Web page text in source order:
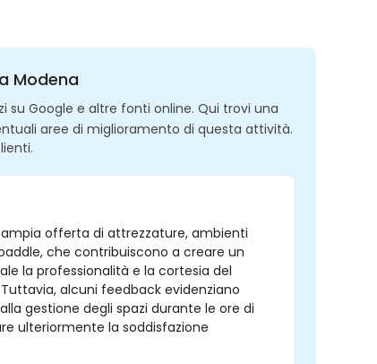
Modena
Google e altre fonti online. Qui trovi una
aree di miglioramento di questa attività.
ampia offerta di attrezzature, ambienti
che contribuiscono a creare un
la professionalità e la cortesia del
alcuni feedback evidenziano
gestione degli spazi durante le ore di
ulteriormente la soddisfazione